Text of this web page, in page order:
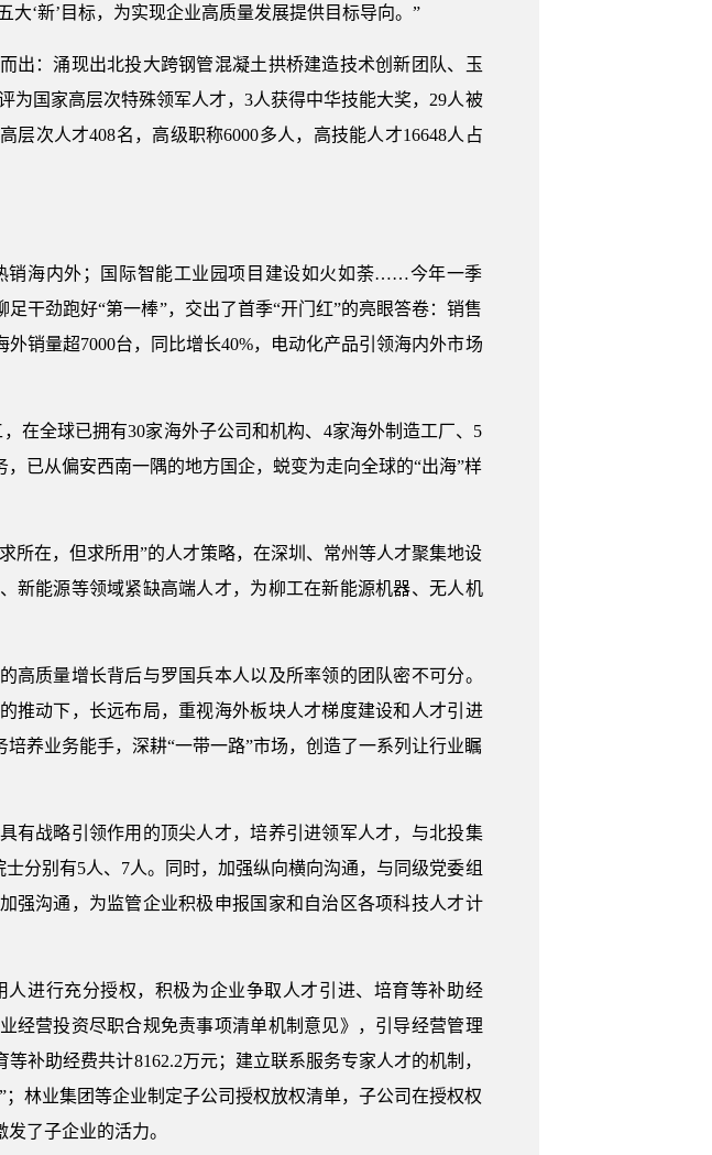
‘新’目标，为实现企业高质量发展提供目标导向。”
：涌现出北投大跨钢管混凝土拱桥建造技术创新团队、玉
为国家高层次特殊领军人才，3人获得中华技能大奖，29人被
次人才408名，高级职称6000多人，高技能人才16648人占
海内外；国际智能工业园项目建设如火如荼……今年一季
干劲跑好“第一棒”，交出了首季“开门红”的亮眼答卷：销售
销量超7000台，同比增长40%，电动化产品引领海内外市场
全球已拥有30家海外子公司和机构、4家海外制造工厂、5
已从偏安西南一隅的地方国企，蜕变为走向全球的“出海”样
在，但求所用”的人才策略，在深圳、常州等人才聚集地设
新能源等领域紧缺高端人才，为柳工在新能源机器、无人机
质量增长背后与罗国兵本人以及所率领的团队密不可分。
推动下，长远布局，重视海外板块人才梯度建设和人才引进
养业务能手，深耕“一带一路”市场，创造了一系列让行业瞩
战略引领作用的顶尖人才，培养引进领军人才，与北投集
分别有5人、7人。同时，加强纵向横向沟通，与同级党委组
强沟通，为监管企业积极申报国家和自治区各项科技人才计
进行充分授权，积极为企业争取人才引进、培育等补助经
经营投资尽职合规免责事项清单机制意见》，引导经营管理
补助经费共计8162.2万元；建立联系服务专家人才的机制，
林业集团等企业制定子公司授权放权清单，子公司在授权权
了子企业的活力。